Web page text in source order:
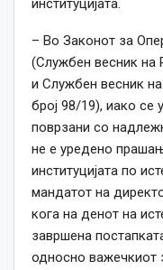
институцијата.
– Во Законот за
(Службен весник на
и Службен весник
број 98/19), иако
поврзани со
не е уредено
институцијата по
мандатот на
кога на денот на
завршена
односно важечкиот